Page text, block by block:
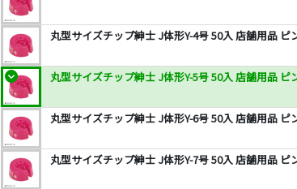
丸型サイズチップ紳士 J体形Y-4号 50入 店舗用品
丸型サイズチップ紳士 J体形Y-5号 50入 店舗用品
丸型サイズチップ紳士 J体形Y-6号 50入 店舗用品
丸型サイズチップ紳士 J体形Y-7号 50入 店舗用品